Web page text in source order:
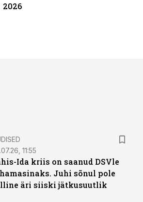
2026
11:55
Ida kriis on saanud DSVle
Juhi sõnul pole
äri siiski jätkusuutlik